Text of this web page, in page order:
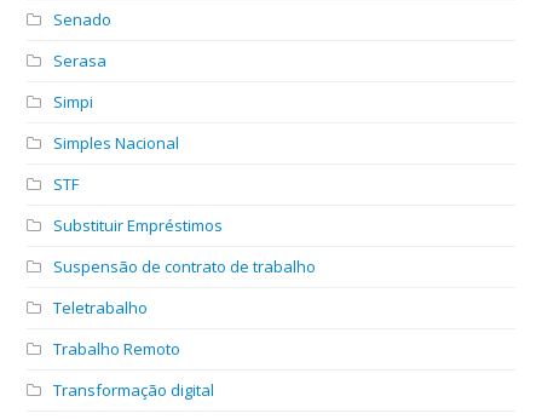
Senado
Serasa
Simpi
Simples Nacional
STF
Substituir Empréstimos
Suspensão de contrato de trabalho
Teletrabalho
Trabalho Remoto
Transformação digital